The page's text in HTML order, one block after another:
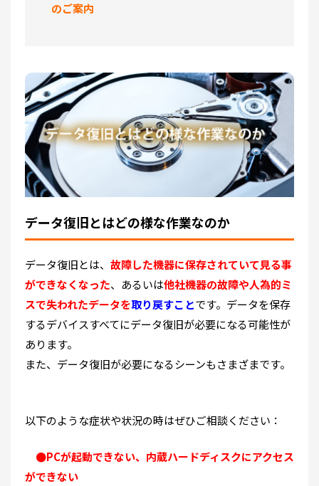
のご案内
データ復旧とはどの様な作業なのか
データ復旧とは、 故障した機器に保存されていて見る事
ができなくなった、あるいは他社機器の故障や人為的ミ
スで失われたデータを取り戻すことです。データを保存
するデバイスすべてにデータ復旧が必要になる可能性が
あります。
また、データ復旧が必要になるシーンもさまざまです。
以下のような症状や状況の時はぜひご相談ください：
●PCが起動できない、内蔵ハードディスクにアクセス
ができない